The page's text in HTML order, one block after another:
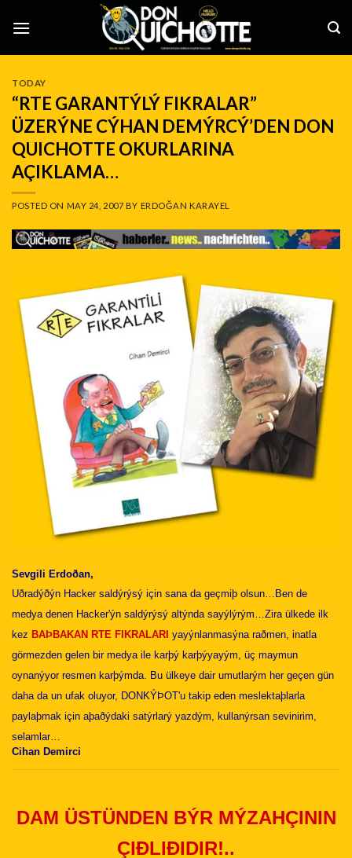
TODAY
“RTE GARANTÝLÝ FIKRALAR”
ÜZERÝNE CÝHAN DEMÝRCÝ’DEN DON
QUICHOTTE OKURLARINA
AÇIKLAMA…
POSTED ON MAY 24, 2007 BY ERDOĞAN KARAYEL
Sevgili Erdoðan,
Uðradýðýn Hacker saldýrýsý için sana da geçmiþ olsun…
Ben de
medya denen Hacker'ýn saldýrýsý altýnda sayýlýrým… Zira ülkede ilk
kez BAÞBAKAN RTE FIKRALARI yayýnlanmasýna raðmen, inatla
görmezden gelen bir medya ile karþý karþýyayým, üç maymun
oynanýyor resmen karþýmda. Bu ülkeye dair umutlarým her geçen gün
daha da un ufak oluyor, DONKÝÞOT'u takip eden meslektaþlarla
paylaþmak için aþaðýdaki satýrlarý yazdým, kullanýrsan sevinirim,
selamlar…
Cihan Demirci
DAM ÜSTÜNDEN BÝR MÝZAHÇININ
ÇIÐLIÐIDIR!..